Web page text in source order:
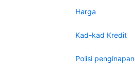
Harga
Kad-kad Kredit
Polisi penginapan